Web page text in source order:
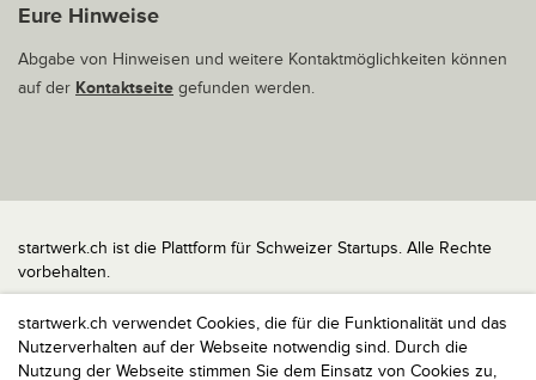
startwerk.ch verwendet Cookies, die für die Funktionalität und das
Nutzerverhalten auf der Webseite notwendig sind. Durch die
Nutzung der Webseite stimmen Sie dem Einsatz von Cookies zu,
Eure Hinweise
Abgabe von Hinweisen und weitere Kontaktmöglichkeiten können
auf der Kontaktseite gefunden werden.
startwerk.ch ist die Plattform für Schweizer Startups. Alle Rechte
vorbehalten.
Impressum
Kontakt
nach oben